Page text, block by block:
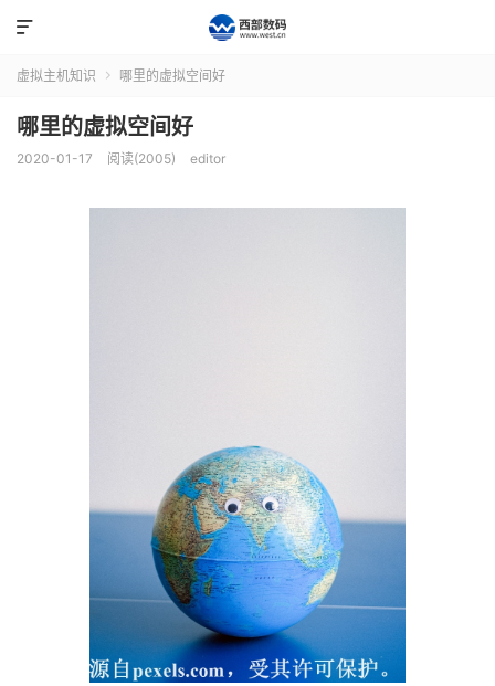

虚拟主机知识  哪里的虚拟空间好
哪里的虚拟空间好
2020-01-17 阅读(2005) editor